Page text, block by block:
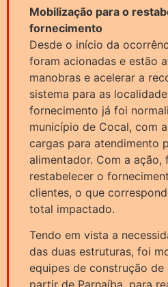
Mobilização para o
fornecimento
Desde o início da
foram acionadas e estão
manobras e acelerar a
sistema para as
fornecimento já foi
município de Cocal, com
cargas para atendimento
alimentador. Com a ação,
restabelecer o
clientes, o que
total impactado.
Tendo em vista a
das duas estruturas, foi
equipes de construção de